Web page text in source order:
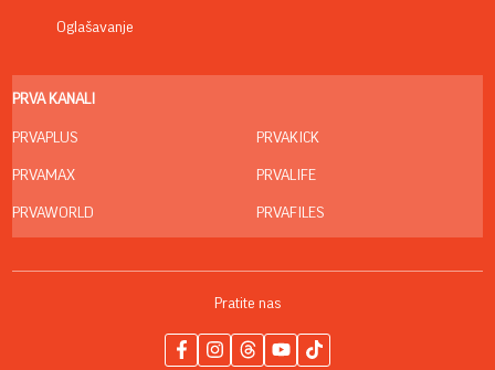
Oglašavanje
PRVA KANALI
PRVAPLUS
PRVAMAX
PRVAWORLD
PRVAKICK
PRVALIFE
PRVAFILES
Pratite nas